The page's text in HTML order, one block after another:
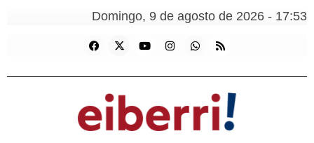
Domingo, 9 de agosto de 2026 - 17:53